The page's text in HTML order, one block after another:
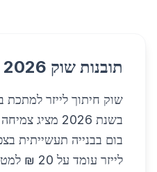
תובנות שוק 2026
שוק חיתוך לייזר למתכת
בשנת 2026
בום בבנייה תעשייתית
לייזר